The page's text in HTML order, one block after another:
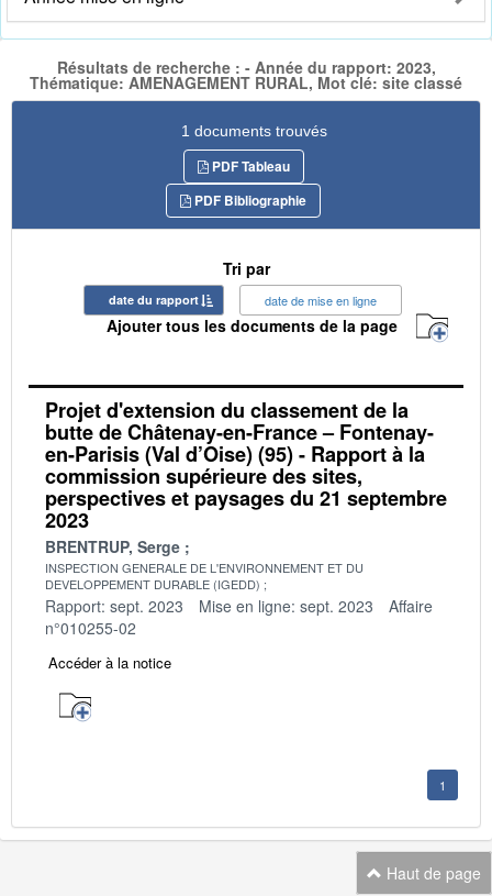
Résultats de recherche : - Année du rapport: 2023,
Thématique: AMENAGEMENT RURAL, Mot clé: site classé
1 documents trouvés
PDF Tableau
PDF Bibliographie
Tri par
date du rapport date de mise en ligne
Ajouter tous les documents de la page
Projet d'extension du classement de la
butte de Châtenay-en-France – Fontenay-
en-Parisis (Val d’Oise) (95) - Rapport à la
commission supérieure des sites,
perspectives et paysages du 21 septembre
2023
BRENTRUP, Serge
INSPECTION GENERALE DE L'ENVIRONNEMENT ET DU
DEVELOPPEMENT DURABLE (IGEDD)
Rapport: sept. 2023 Mise en ligne: sept. 2023
Affaire
n°010255-02
Accéder à la notice
1
Haut de page